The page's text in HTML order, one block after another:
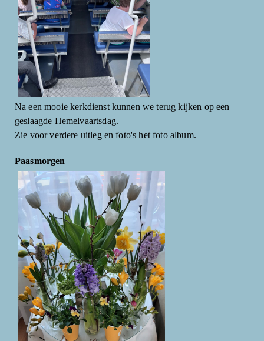
Na een mooie kerkdienst kunnen we terug kijken op een
geslaagde Hemelvaartsdag.
Zie voor verdere uitleg en foto's het foto album.
Paasmorgen